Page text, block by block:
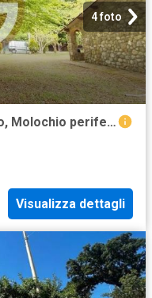
4 foto
Casa indipendente con giardino, Molochio periferia
Visualizza dettagli